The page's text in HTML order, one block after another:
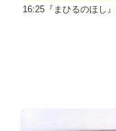
16:25『まひるのほし